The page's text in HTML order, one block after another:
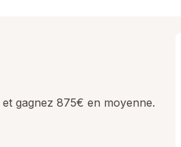
et gagnez 875€ en moyenne.